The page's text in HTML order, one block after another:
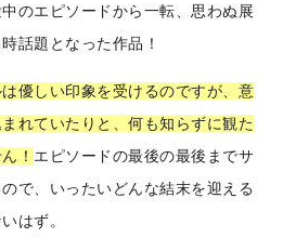
のエピソードから一転、思わぬ展
話題となった作品！
優しい印象を受けるのですが、意
れていたりと、何も知らずに観た
！ エピソードの最後の最後までサ
で、いったいどんな結末を迎える
はず。